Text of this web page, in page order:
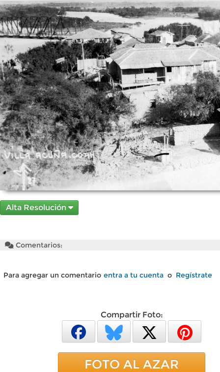
Alta Resolución
Comentarios:
Para agregar un comentario entra a tu cuenta o Regístrate
Compartir Foto:
FOTO AL AZAR